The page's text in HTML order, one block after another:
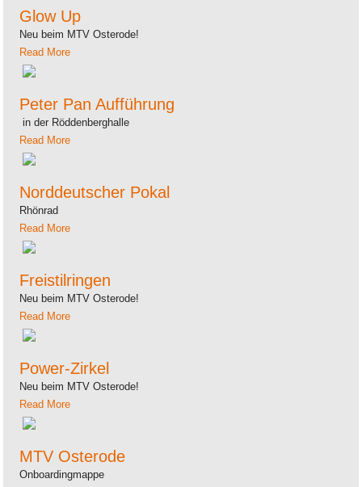
Glow Up
Neu beim MTV Osterode!
Read More
Peter Pan Aufführung
in der Röddenberghalle
Read More
Norddeutscher Pokal
Rhönrad
Read More
Freistilringen
Neu beim MTV Osterode!
Read More
Power-Zirkel
Neu beim MTV Osterode!
Read More
MTV Osterode
Onboardingmappe